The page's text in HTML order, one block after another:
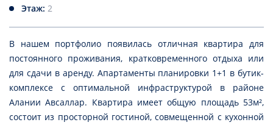
Этаж: 2
В нашем портфолио появилась отличная квартира для
постоянного проживания, кратковременного отдыха или
для сдачи в аренду. Апартаменты планировки 1+1 в бутик-
комплексе с оптимальной инфраструктурой в районе
Алании Авсаллар. Квартира имеет общую площадь 53м²,
состоит из просторной гостиной, совмещенной с кухонной